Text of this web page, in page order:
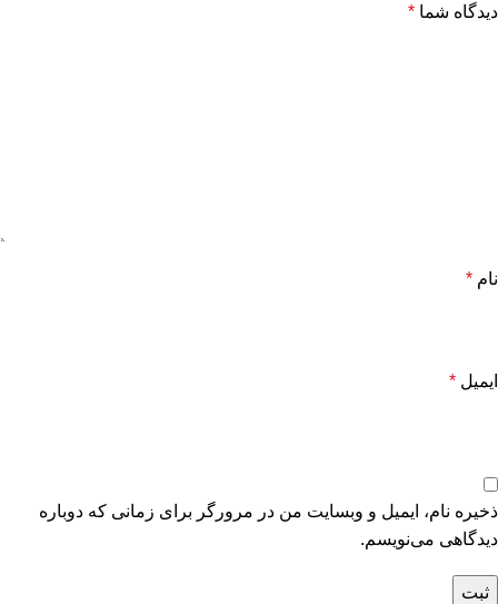
دیدگاه شما *
نام *
ایمیل *
ذخیره نام، ایمیل و وبسایت من در مرورگر برای زمانی که دوباره
دیدگاهی می‌نویسم.